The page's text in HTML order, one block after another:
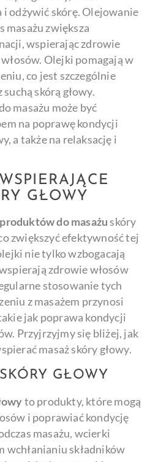
i odżywić skórę. Olejowanie
masażu zwiększa
wspierając zdrowie
Olejki pomagają w
co jest szczególnie
skórą głowy.
masażu może być
na poprawę kondycji
a także na relaksację i
GŁOWY
produktów do masażuskóry
zwiększyć efektywność tej
nie tylko wzbogacają
zdrowie włosów
stosowanie tych
z masażem przynosi
jak poprawa kondycji
Przyjrzyjmy się bliżej, jak
masaż skóry głowy.
GŁOWY
to produkty, które mogą
i poprawiać kondycję
masażu, wcierki
wchłanianiu składników